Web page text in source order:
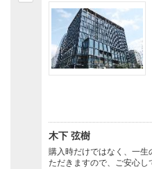
木下 弦樹
購入時だけではなく、一
ただきますので、ご安心